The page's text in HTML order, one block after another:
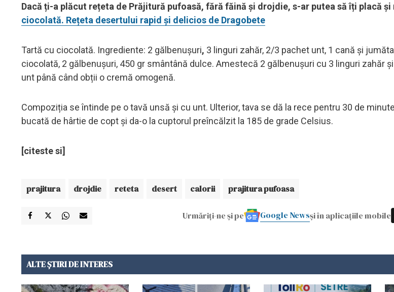
Dacă ți-a plăcut rețeta de Prăjitură pufoasă, fără făină și drojdie, s-ar putea să îți placă și
ciocolată. Rețeta desertului rapid și delicios de Dragobete
Tartă cu ciocolată. Ingrediente: 2 gălbenușuri, 3 linguri zahăr, 2/3 pachet unt, 1 cană și
ciocolată, 2 gălbenușuri, 450 gr smântână dulce. Amestecă 2 gălbenușuri cu 3 linguri zahăr
unt până când obții o cremă omogenă.
Compoziția se întinde pe o tavă unsă și cu unt. Ulterior, tava se dă la rece pentru 30 de
bucată de hârtie de copt și da-o la cuptorul preîncălzit la 185 de grade Celsius.
[citeste si]
prajitura drojdie reteta desert calorii prajitura pufoasa
Urmăriți-ne și pe Google Newsși în aplicațiile mobile
ALTE ȘTIRI DE INTERES